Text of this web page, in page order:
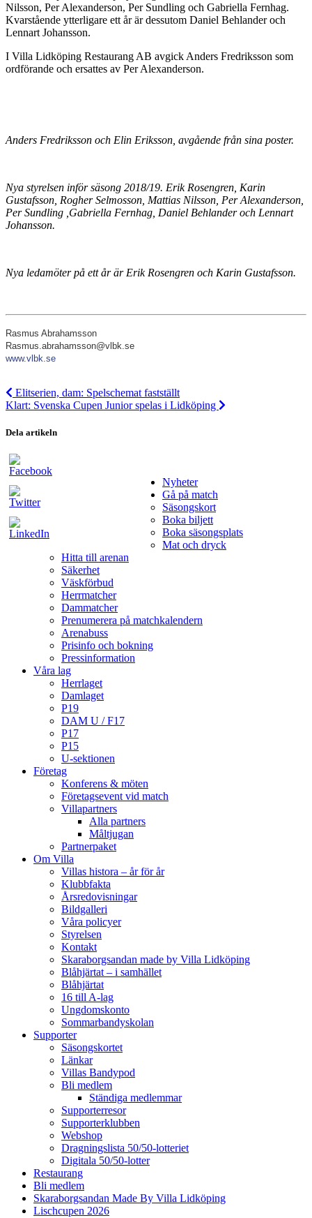
Nilsson, Per Alexanderson, Per Sundling och Gabriella Fernhag.
Kvarstående ytterligare ett år är dessutom Daniel Behlander och
Lennart Johansson.
I Villa Lidköping Restaurang AB avgick Anders Fredriksson som
ordförande och ersattes av Per Alexanderson.
Anders Fredriksson och Elin Eriksson, avgående från sina poster.
Nya styrelsen inför säsong 2018/19. Erik Rosengren, Karin
Gustafsson, Rogher Selmosson, Mattias Nilsson, Per Alexanderson,
Per Sundling ,Gabriella Fernhag, Daniel Behlander och Lennart
Johansson.
Nya ledamöter på ett år är Erik Rosengren och Karin Gustafsson.
Rasmus Abrahamsson
Rasmus.abrahamsson@vlbk.se
www.vlbk.se
Elitserien, dam: Spelschemat fastställt
Klart: Svenska Cupen Junior spelas i Lidköping
Dela artikeln
Nyheter
Gå på match
Säsongskort
Boka biljett
Boka säsongsplats
Mat och dryck
Hitta till arenan
Säkerhet
Väskförbud
Herrmatcher
Dammatcher
Prenumerera på matchkalendern
Arenabuss
Prisinfo och bokning
Pressinformation
Våra lag
Herrlaget
Damlaget
P19
DAM U / F17
P17
P15
U-sektionen
Företag
Konferens & möten
Företagsevent vid match
Villapartners
Alla partners
Måltjugan
Partnerpaket
Om Villa
Villas histora – år för år
Klubbfakta
Årsredovisningar
Bildgalleri
Våra policyer
Styrelsen
Kontakt
Skaraborgsandan made by Villa Lidköping
Blåhjärtat – i samhället
Blåhjärtat
16 till A-lag
Ungdomskonto
Sommarbandyskolan
Supporter
Säsongskortet
Länkar
Villas Bandypod
Bli medlem
Ständiga medlemmar
Supporterresor
Supporterklubben
Webshop
Dragningslista 50/50-lotteriet
Digitala 50/50-lotter
Restaurang
Bli medlem
Skaraborgsandan Made By Villa Lidköping
Lischcupen 2026